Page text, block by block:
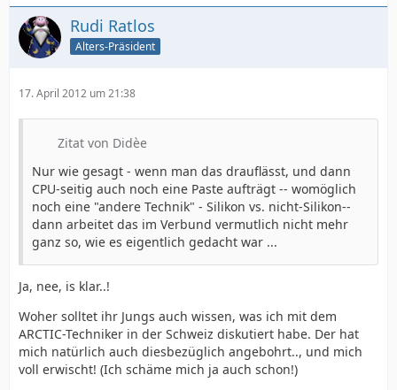
Rudi Ratlos
Alters-Präsident
17. April 2012 um 21:38
Zitat von Didèe
Nur wie gesagt - wenn man das drauflässt, und dann
CPU-seitig auch noch eine Paste aufträgt -- womöglich
noch eine "andere Technik" - Silikon vs. nicht-Silikon--
dann arbeitet das im Verbund vermutlich nicht mehr
ganz so, wie es eigentlich gedacht war ...
Ja, nee, is klar..!
Woher solltet ihr Jungs auch wissen, was ich mit dem
ARCTIC-Techniker in der Schweiz diskutiert habe. Der hat
mich natürlich auch diesbezüglich angebohrt.., und mich
voll erwischt! (Ich schäme mich ja auch schon!)